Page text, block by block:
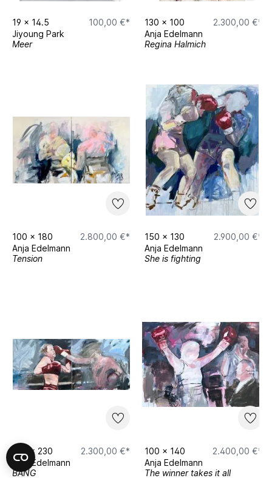
19 x 14.5
100,00 €*
Jiyoung Park
Meer
130 x 100
2.300,00 €*
Anja Edelmann
Regina Halmich
100 x 180
2.800,00 €*
Anja Edelmann
Tension
150 x 130
2.900,00 €*
Anja Edelmann
She is fighting
x 230
2.300,00 €*
Anja Edelmann
BANG
100 x 140
2.400,00 €*
Anja Edelmann
The winner takes it all